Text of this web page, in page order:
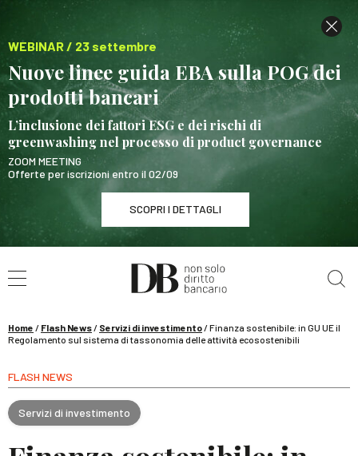
WEBINAR / 23 settembre
Nuove linee guida EBA sulla POG dei
prodotti bancari
L’inclusione dei fattori ESG e dei rischi di
greenwashing nel processo di product governance
ZOOM MEETING
Offerte per iscrizioni entro il 02/09
SCOPRI I DETTAGLI
WEBINAR / 23 settembre
Nuove linee guida EBA sulla POG dei prodotti
SCOPRI I DETTAGLI
Home / Flash News/ Servizi di investimento/Finanza sostenibile: in GU UE il
Regolamento sul sistema di tassonomia delle attività ecosostenibili
FLASH NEWS
Servizi di investimento